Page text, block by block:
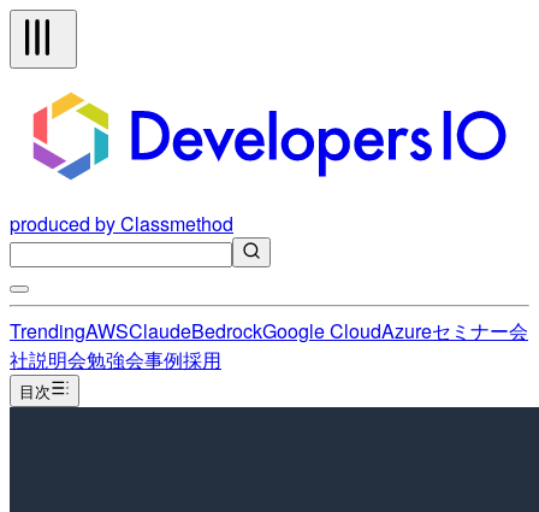
produced by Classmethod
TrendingAWSClaudeBedrockGoogle CloudAzureセミナー会
社説明会勉強会事例採用
目次